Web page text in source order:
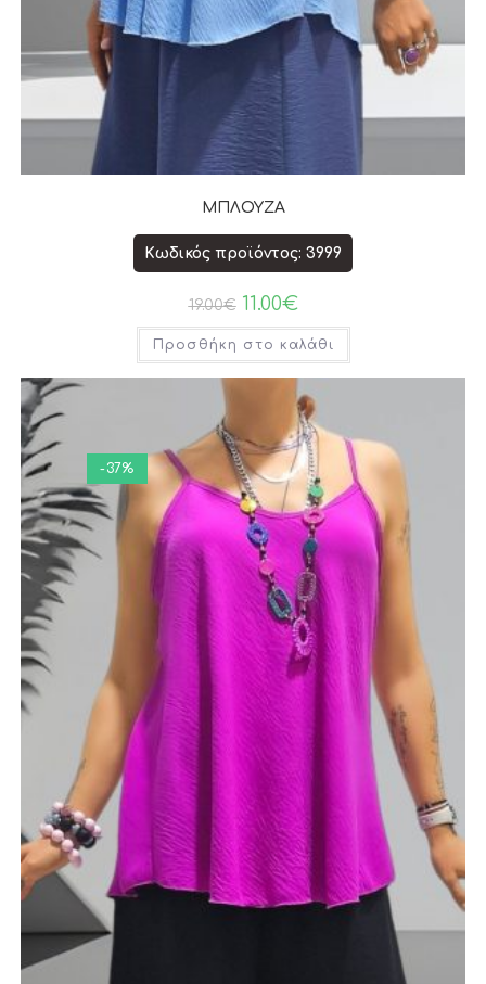
ΜΠΛΟΥΖΑ
Κωδικός προϊόντος: 3999
19.00€ 11.00€
Προσθήκη στο καλάθι
-37%